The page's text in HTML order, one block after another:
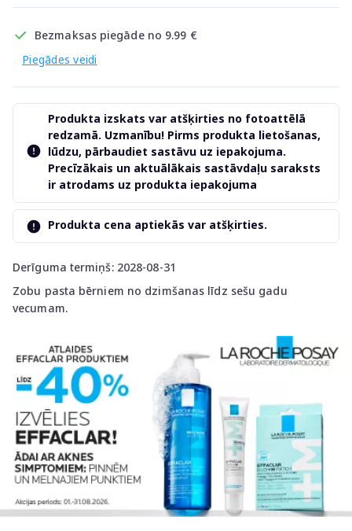
Bezmaksas piegāde no 9.99 €
Piegādes veidi
Derīguma termiņš: 2028-08-31
Zobu pasta bērniem no dzimšanas līdz sešu gadu
vecumam.
Produkta izskats var atšķirties no fotoattēlā
redzamā. Uzmanību! Pirms produkta lietošanas,
lūdzu, pārbaudiet sastāvu uz iepakojuma.
Precīzākais un aktuālākais sastāvdaļu saraksts
ir atrodams uz produkta iepakojuma
Produkta cena aptiekās var atšķirties.